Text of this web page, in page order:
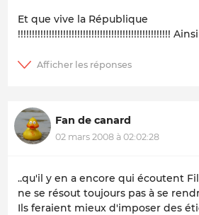
Et que vive la République
!!!!!!!!!!!!!!!!!!!!!!!!!!!!!!!!!!!!!!!!!!!!!!!!!!!!!!
Fan de canard
02 mars 2008 à 02:02:28
..qu'il y en a encore qui écoutent
ne se résout toujours pas à se
Ils feraient mieux d'imposer des